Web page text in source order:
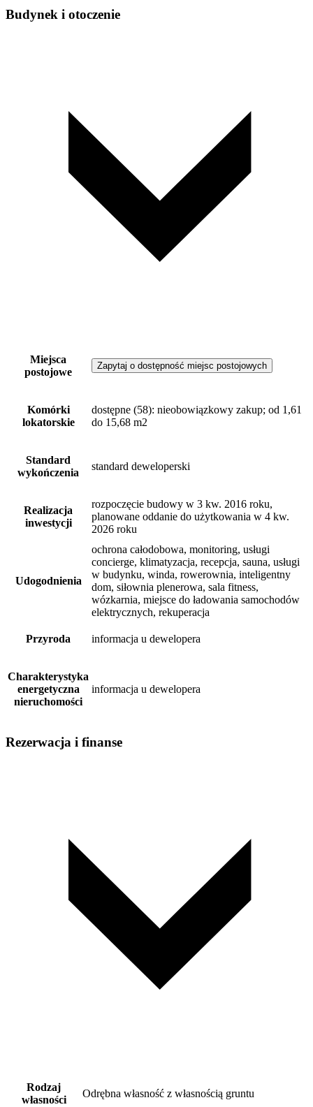
Budynek i otoczenie
Miejsca
postojowe
Zapytaj o dostępność miejsc postojowych
Komórki
lokatorskie
dostępne (58): nieobowiązkowy zakup; od 1,61
do 15,68 m2
Standard
wykończenia
standard deweloperski
Realizacja
inwestycji
rozpoczęcie budowy w 3 kw. 2016 roku,
planowane oddanie do użytkowania w 4 kw.
2026 roku
Udogodnienia
ochrona całodobowa, monitoring, usługi
concierge, klimatyzacja, recepcja, sauna, usługi
w budynku, winda, rowerownia, inteligentny
dom, siłownia plenerowa, sala fitness,
wózkarnia, miejsce do ładowania samochodów
elektrycznych, rekuperacja
Przyroda informacja u dewelopera
Charakterystyka
energetyczna
nieruchomości
informacja u dewelopera
Rezerwacja i finanse
Rodzaj
własności
Odrębna własność z własnością gruntu